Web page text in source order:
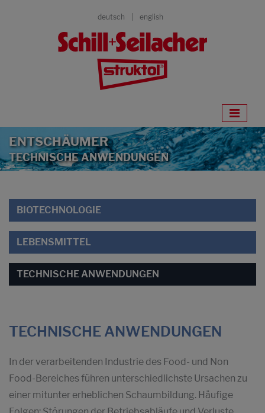
deutsch english
ENTSCHÄUMER
TECHNISCHE ANWENDUNGEN
BIOTECHNOLOGIE
LEBENSMITTEL
TECHNISCHE ANWENDUNGEN
TECHNISCHE ANWENDUNGEN
In der verarbeitenden Industrie des Food- und Non
Food-Bereiches führen unterschiedlichste Ursachen zu
einer mitunter erheblichen Schaumbildung. Häufige